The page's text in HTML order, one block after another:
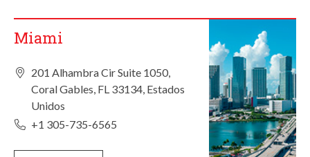
Miami
201 Alhambra Cir Suite 1050,
Coral Gables, FL 33134, Estados
Unidos
+1 305-735-6565